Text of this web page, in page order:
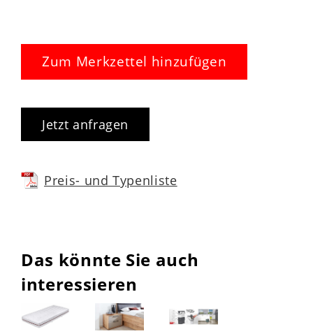
Zum Merkzettel hinzufügen
Jetzt anfragen
Preis- und Typenliste
Das könnte Sie auch
interessieren